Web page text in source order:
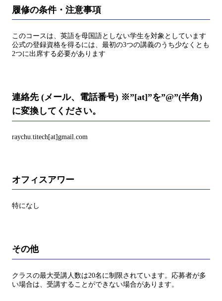
履修の条件・注意事項
このコースは、英語を母国語としない学生を対象としています
公式の登録資格を得るには、最初の3つの講義のうち少なくとも
2つに出席する必要があります
連絡先 (メール、電話番号) ※”[at]”を”@”(半角)
に変換してください。
raychu.titech[at]gmail.com
オフィスアワー
特になし
その他
クラスの最大受講人数は20名に制限されています。応募者が多
い場合は、受講することができない場合があります。